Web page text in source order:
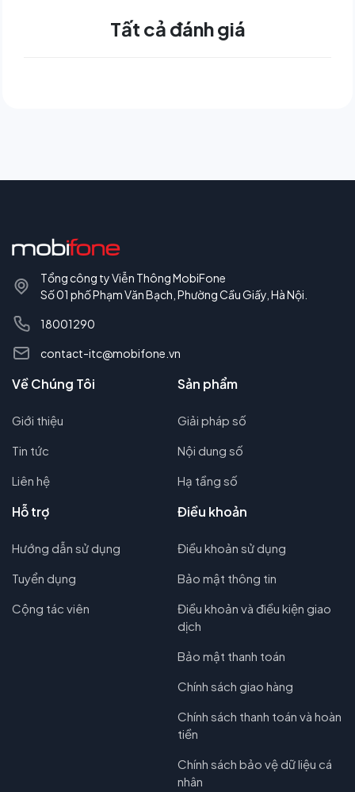
Tất cả đánh giá
Tổng công ty Viễn Thông MobiFone
Số 01 phố Phạm Văn Bạch, Phường Cầu Giấy, Hà Nội.
18001290
contact-itc@mobifone.vn
Về Chúng Tôi
Giới thiệu
Tin tức
Liên hệ
Sản phẩm
Giải pháp số
Nội dung số
Hạ tầng số
Hỗ trợ
Hướng dẫn sử dụng
Tuyển dụng
Cộng tác viên
Điều khoản
Điều khoản sử dụng
Bảo mật thông tin
Điều khoản và điều kiện giao
dịch
Bảo mật thanh toán
Chính sách giao hàng
Chính sách thanh toán và hoàn
tiền
Chính sách bảo vệ dữ liệu cá
nhân